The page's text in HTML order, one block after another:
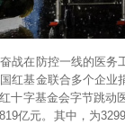
战在防控一线的医
红基金联合多个企
十字基金会字节跳
亿元。其中，为